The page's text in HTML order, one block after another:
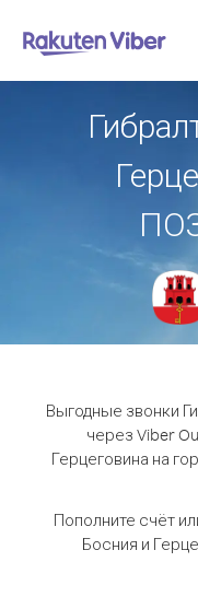
Выгодные звонки
через Viber
Герцеговина на
Пополните счёт
Босния и